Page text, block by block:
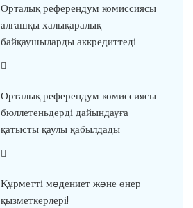
Орталық референдум комиссиясы
алғашқы халықаралық
байқаушыларды аккредиттеді
Орталық референдум комиссиясы
бюллетеньдерді дайындауға
қатысты қаулы қабылдады
Құрметті мəдениет жəне өнер
қызметкерлері!